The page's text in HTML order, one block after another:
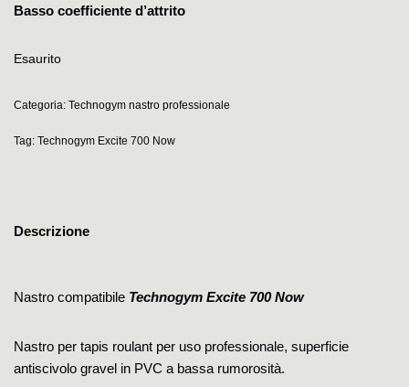
Basso coefficiente d’attrito
Esaurito
Categoria: Technogym nastro professionale
Tag: Technogym Excite 700 Now
Descrizione
Nastro compatibile Technogym Excite 700 Now
Nastro per tapis roulant per uso professionale, superficie
antiscivolo gravel in PVC a bassa rumorosità.